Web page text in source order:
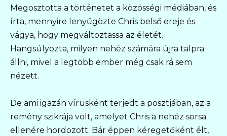
Megosztotta a történetet a közösségi médiában, és
írta, mennyire lenyűgözte Chris belső ereje és
vágya, hogy megváltoztassa az életét.
Hangsúlyozta, milyen nehéz számára újra talpra
állni, mivel a legtöbb ember még csak rá sem
nézett.
De ami igazán vírusként terjedt a posztjában, az a
remény szikrája volt, amelyet Chris a nehéz sorsa
ellenére hordozott. Bár éppen kéregetőként élt,